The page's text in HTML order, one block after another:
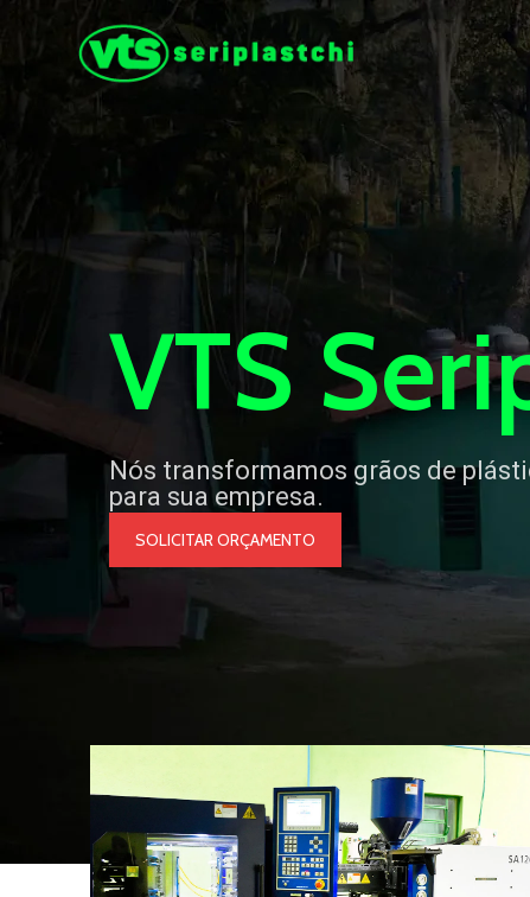
VTS
Nós transformamos grãos de
para sua empresa.
SOLICITAR ORÇAMENTO